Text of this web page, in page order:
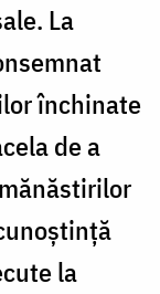
La
închinate
de a
la